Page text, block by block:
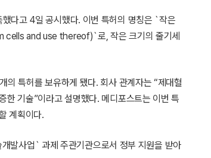
다고 4일 공시했다. 이번 특허의 명칭은 `작은
and use thereof)`로, 작은 크기의 줄기세
의 특허를 보유하게 됐다. 회사 관계자는 “제대혈
한 기술”이라고 설명했다. 메디포스트는 이번 특
계획이다.
발사업` 과제 주관기관으로서 정부 지원을 받아